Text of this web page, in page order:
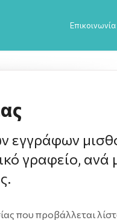
Επικοινωνία
εγγράφων
γραφείο, ανά
που προβάλλεται